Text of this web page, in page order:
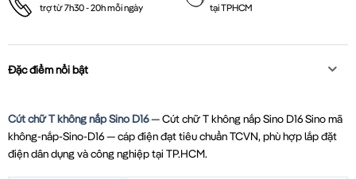
trợ từ 7h30 - 20h mỗi ngày
tại TPHCM
Đặc điểm nổi bật
Cút chữ T không nắp Sino D16— Cút chữ T không nắp Sino D16 Sino mã
không-nắp-Sino-D16 — cáp điện đạt tiêu chuẩn TCVN, phù hợp lắp đặt
điện dân dụng và công nghiệp tại TP.HCM.